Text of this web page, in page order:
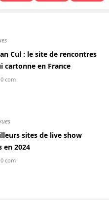
Cul : le site de rencontres
cartonne en France
0 com
sites de live show
en 2024
0 com